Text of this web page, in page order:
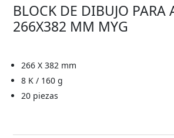
BLOCK DE DIBUJO PARA
266X382 MM MYG
266 X 382 mm
8 K / 160 g
20 piezas